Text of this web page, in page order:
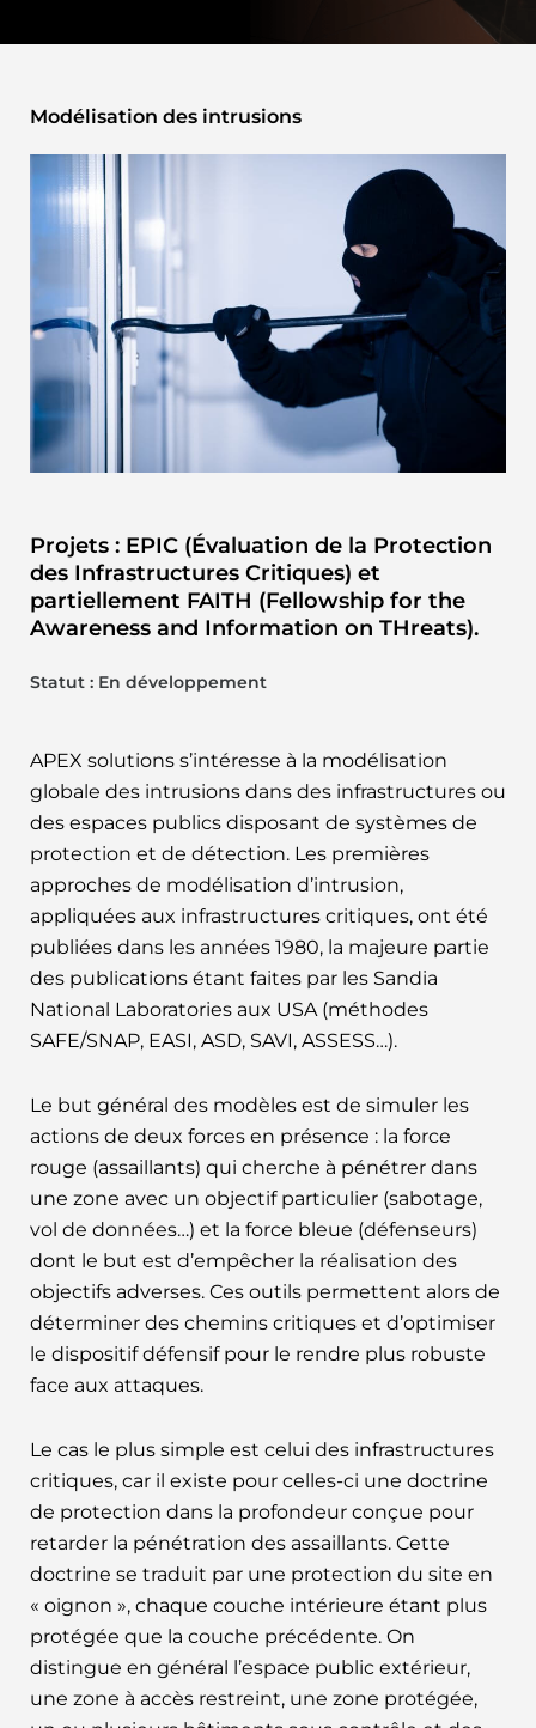
Modélisation des intrusions
Projets : EPIC (Évaluation de la Protection
des Infrastructures Critiques) et
partiellement FAITH (Fellowship for the
Awareness and Information on THreats).
Statut : En développement
APEX solutions s’intéresse à la modélisation
globale des intrusions dans des infrastructures ou
des espaces publics disposant de systèmes de
protection et de détection. Les premières
approches de modélisation d’intrusion,
appliquées aux infrastructures critiques, ont été
publiées dans les années 1980, la majeure partie
des publications étant faites par les Sandia
National Laboratories aux USA (méthodes
SAFE/SNAP, EASI, ASD, SAVI, ASSESS…).
Le but général des modèles est de simuler les
actions de deux forces en présence : la force
rouge (assaillants) qui cherche à pénétrer dans
une zone avec un objectif particulier (sabotage,
vol de données…) et la force bleue (défenseurs)
dont le but est d’empêcher la réalisation des
objectifs adverses. Ces outils permettent alors de
déterminer des chemins critiques et d’optimiser
le dispositif défensif pour le rendre plus robuste
face aux attaques.
Le cas le plus simple est celui des infrastructures
critiques, car il existe pour celles-ci une doctrine
de protection dans la profondeur conçue pour
retarder la pénétration des assaillants. Cette
doctrine se traduit par une protection du site en
« oignon », chaque couche intérieure étant plus
protégée que la couche précédente. On
distingue en général l’espace public extérieur,
une zone à accès restreint, une zone protégée,